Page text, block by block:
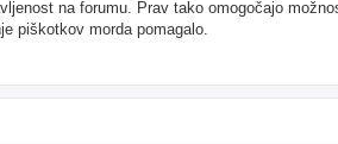
na forumu. Prav tako omogočajo
piškotkov morda pomagalo.